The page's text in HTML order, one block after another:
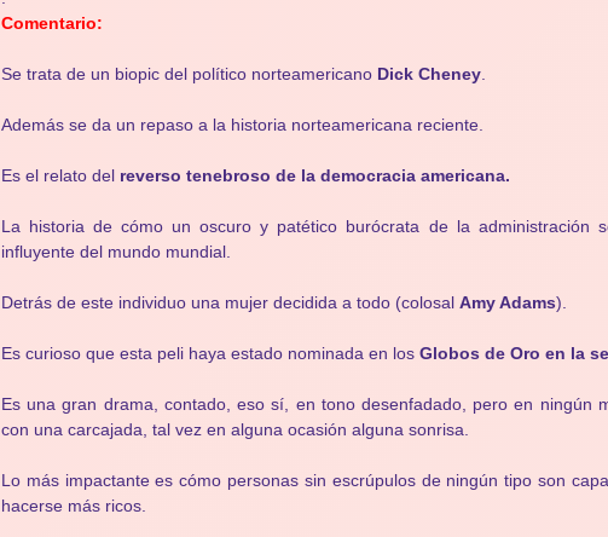
Comentario:
Se trata de un biopic del político norteamericano Dick Cheney
Además se da un repaso a la historia norteamericana reciente.
Es el relato del reverso tenebroso de la democracia americana.
La historia de cómo un oscuro y patético burócrata de la administración
influyente del mundo mundial.
Detrás de este individuo una mujer decidida a todo (colosal Amy Adams).
Es curioso que esta peli haya estado nominada en los Globos de Oro en la
Es una gran drama, contado, eso sí, en tono desenfadado, pero en ningún
con una carcajada, tal vez en alguna ocasión alguna sonrisa.
Lo más impactante es cómo personas sin escrúpulos de ningún tipo son
hacerse más ricos.